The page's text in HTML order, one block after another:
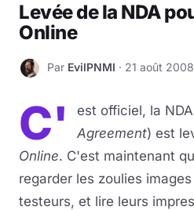
Levée de la NDA
Online
E Par EvilPNMI · 21 août
C' est officiel, la
Agreement) est
Online. C'est maintenant
regarder les zoulies
testeurs, et lire leurs